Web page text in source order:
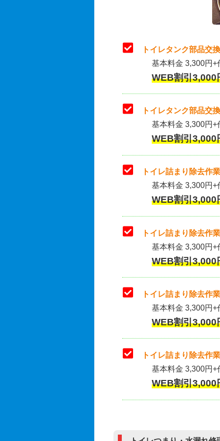
トイレタンク部品交
基本料金 3,300円
WEB割引
トイレタンク部品交
基本料金 3,300円+
WEB割引
トイレ詰まり除去作
基本料金 3,300円+
WEB割引
トイレ詰まり除去作
基本料金 3,300円+
WEB割引
トイレ詰まり除去
基本料金 3,300円+
WEB割引
トイレ詰まり除去作
基本料金 3,300円+
WEB割引